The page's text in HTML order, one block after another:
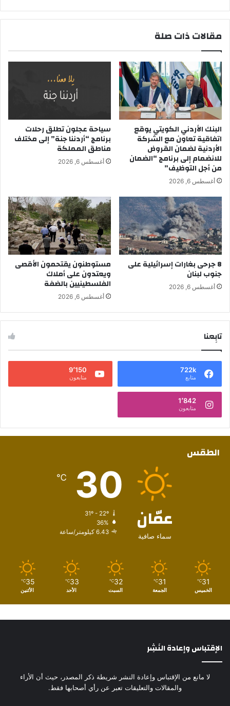
مقالات ذات صلة
البنك الأردني الكويتي يوقع
اتفاقية تعاون مع الشركة
الأردنية لضمان القروض
للانضمام إلى برنامج “الضمان
من أجل التوظيف”
أغسطس 6, 2026
سياحة عجلون تطلق رحلات
برنامج “أردننا جنة” إلى مختلف
مناطق المملكة
أغسطس 6, 2026
8 جرحى بغارات إسرائيلية على
جنوب لبنان
أغسطس 6, 2026
مستوطنون يقتحمون الأقصى
ويعتدون على أملاك
الفلسطينيين بالضفة
أغسطس 6, 2026
تابِعنا
722k
متابع
9٬150
متابعون
1٬842
متابعون
الطقس
عمّان
سماء صافية
30
℃
31º - 22º
36%
6.43 كيلومتر/ساعة
31
℃
الخميس
31
℃
الجمعة
32
℃
السبت
33
℃
الأحد
35
℃
الأثنين
الإقتباس وإعادة النَشِر
لا مانع من الإقتباس وإعادة النشر شريطة ذكر المصدر، حيث أن الأراء
والمقالات والتعليقات تعبر عن رأي أصحابها فقط.